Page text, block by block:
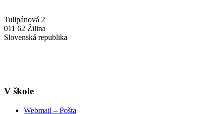
Tulipánová 2
011 62 Žilina
Slovenská republika
V škole
Webmail – Pošta